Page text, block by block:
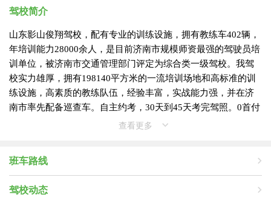
驾校简介
山东影山俊翔驾校，配有专业的训练设施，拥有教练车402辆，
年培训能力28000余人，是目前济南市规模师资最强的驾驶员培
训单位，被济南市交通管理部门评定为综合类一级驾校。我驾
校实力雄厚，拥有198140平方米的一流培训场地和高标准的训
练设施，高素质的教练队伍，经验丰富，实战能力强，并在济
南市率先配备巡查车。自主约考，30天到45天考完驾照。0首付
0压力，先学车后还款，抢先一步拿驾照。考驾照、分期学、轻
也有很多经验丰富的老师，济南驾校是你驾考的明智选择！
查看更多
班车路线
驾校动态